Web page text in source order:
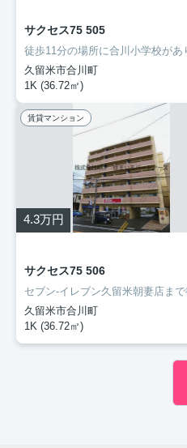
サクセス75 505
久留米市合川町
1K (36.72㎡)
賃貸マンション
4.3万円
サクセス75 506
久留米市合川町
1K (36.72㎡)